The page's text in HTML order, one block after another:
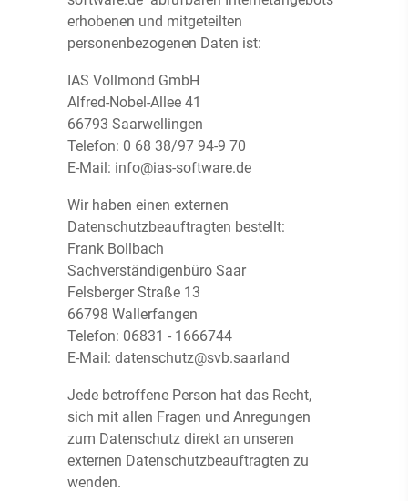
erhobenen und mitgeteilten
personenbezogenen Daten ist:
IAS Vollmond GmbH
Alfred-Nobel-Allee 41
66793 Saarwellingen
Telefon: 0 68 38/97 94-9 70
E-Mail: info@ias-software.de
Wir haben einen externen
Datenschutzbeauftragten bestellt:
Frank Bollbach
Sachverständigenbüro Saar
Felsberger Straße 13
66798 Wallerfangen
Telefon: 06831 - 1666744
E-Mail: datenschutz@svb.saarland
Jede betroffene Person hat das Recht,
sich mit allen Fragen und Anregungen
zum Datenschutz direkt an unseren
externen Datenschutzbeauftragten zu
wenden.